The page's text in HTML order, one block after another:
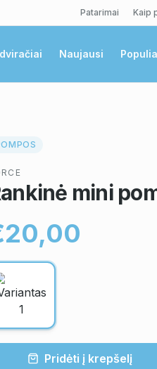
Patarimai Kaip
Naujausi
mini
Pridėti į krepšelį